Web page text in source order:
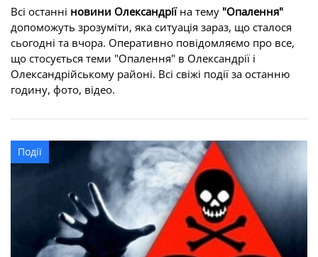
Всі останні новини Олександріїна тему "Опалення"
допоможуть зрозуміти, яка ситуація зараз, що сталося
сьогодні та вчора. Оперативно повідомляємо про все,
що стосується теми "Опалення" в Олександрії і
Олександрійському районі. Всі свіжі події за останню
годину, фото, відео.
Події